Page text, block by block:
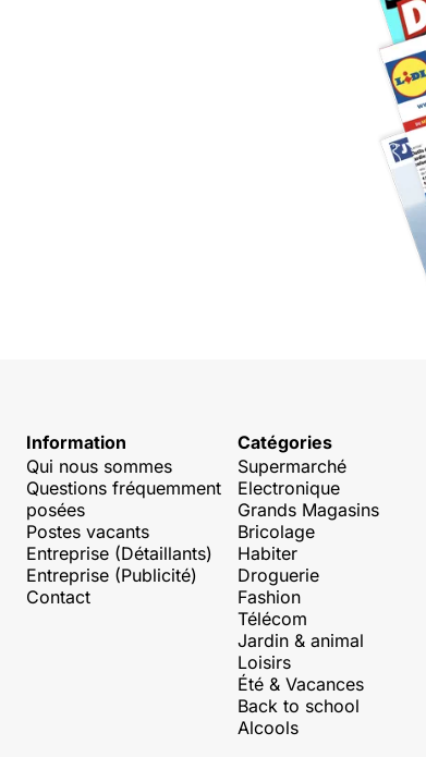
Information
Qui nous sommes
Questions fréquemment
posées
Postes vacants
Entreprise (Détaillants)
Entreprise (Publicité)
Contact
Catégories
Supermarché
Electronique
Grands Magasins
Bricolage
Habiter
Droguerie
Fashion
Télécom
Jardin & animal
Loisirs
Été & Vacances
Back to school
Alcools